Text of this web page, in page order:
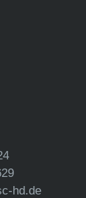
hd.de